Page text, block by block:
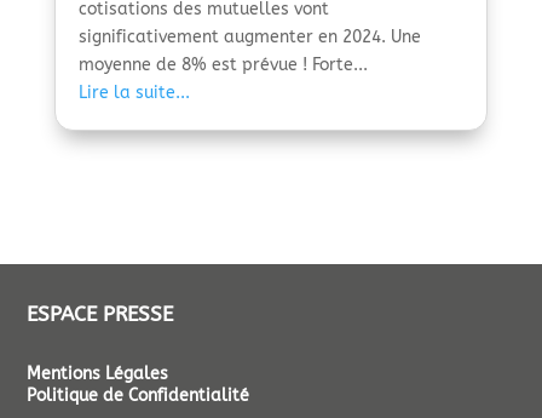
cotisations des mutuelles vont
significativement augmenter en 2024. Une
moyenne de 8% est prévue ! Forte...
Lire la suite...
ESPACE PRESSE
Mentions Légales
Politique de Confidentialité